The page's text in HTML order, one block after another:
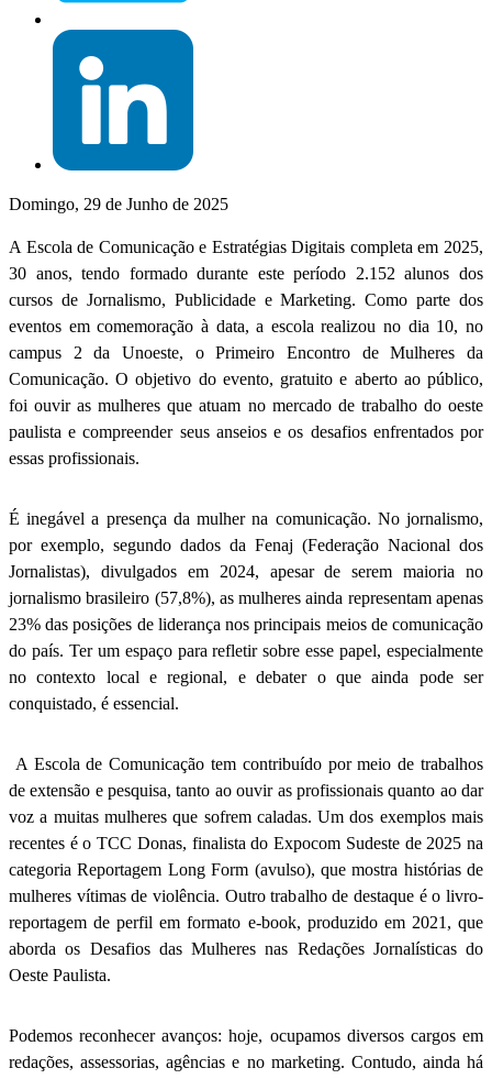
Domingo, 29 de Junho de 2025
A Escola de Comunicação e Estratégias Digitais completa em 2025,
30 anos, tendo formado durante este período 2.152 alunos dos
cursos de Jornalismo, Publicidade e Marketing. Como parte dos
eventos em comemoração à data, a escola realizou no dia 10, no
campus 2 da Unoeste, o Primeiro Encontro de Mulheres da
Comunicação. O objetivo do evento, gratuito e aberto ao público,
foi ouvir as mulheres que atuam no mercado de trabalho do oeste
paulista e compreender seus anseios e os desafios enfrentados por
essas profissionais.
É inegável a presença da mulher na comunicação. No jornalismo,
por exemplo, segundo dados da Fenaj (Federação Nacional dos
Jornalistas), divulgados em 2024, apesar de serem maioria no
jornalismo brasileiro (57,8%), as mulheres ainda representam apenas
23% das posições de liderança nos principais meios de comunicação
do país. Ter um espaço para refletir sobre esse papel, especialmente
no contexto local e regional, e debater o que ainda pode ser
conquistado, é essencial.
A Escola de Comunicação tem contribuído por meio de trabalhos
de extensão e pesquisa, tanto ao ouvir as profissionais quanto ao dar
voz a muitas mulheres que sofrem caladas. Um dos exemplos mais
recentes é o TCC Donas, finalista do Expocom Sudeste de 2025 na
categoria Reportagem Long Form (avulso), que mostra histórias de
mulheres vítimas de violência. Outro trabalho de destaque é o livro-
reportagem de perfil em formato e-book, produzido em 2021, que
aborda os Desafios das Mulheres nas Redações Jornalísticas do
Oeste Paulista.
Podemos reconhecer avanços: hoje, ocupamos diversos cargos em
redações, assessorias, agências e no marketing. Contudo, ainda há